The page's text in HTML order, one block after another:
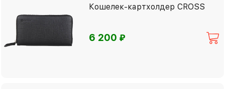
Кошелек-картхолдер CROSS
6 200⃏